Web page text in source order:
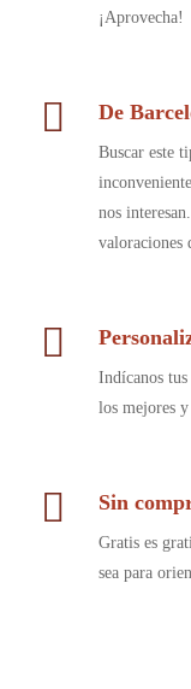
¡Aprovecha!
De
Buscar este
nos
valoraciones
Indícanos tus
los mejores
Sin
Gratis es
sea para